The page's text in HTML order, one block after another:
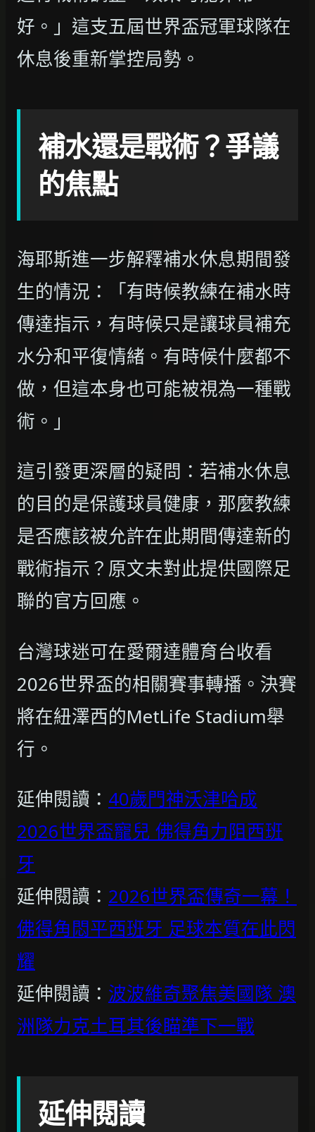
好。」這支五屆世界盃冠軍球隊在
休息後重新掌控局勢。
補水還是戰術？爭議
的焦點
海耶斯進一步解釋補水休息期間發
生的情況：「有時候教練在補水時
傳達指示，有時候只是讓球員補充
水分和平復情緒。有時候什麼都不
做，但這本身也可能被視為一種戰
術。」
這引發更深層的疑問：若補水休息
的目的是保護球員健康，那麼教練
是否應該被允許在此期間傳達新的
戰術指示？原文未對此提供國際足
聯的官方回應。
台灣球迷可在愛爾達體育台收看
2026世界盃的相關賽事轉播。決賽
將在紐澤西的MetLife Stadium舉
行。
延伸閱讀： 40歲門神沃津哈成
2026世界盃寵兒 佛得角力阻西班
牙
延伸閱讀： 2026世界盃傳奇一幕！
佛得角悶平西班牙 足球本質在此閃
耀
延伸閱讀： 波波維奇聚焦美國隊 澳
洲隊力克土耳其後瞄準下一戰
延伸閱讀